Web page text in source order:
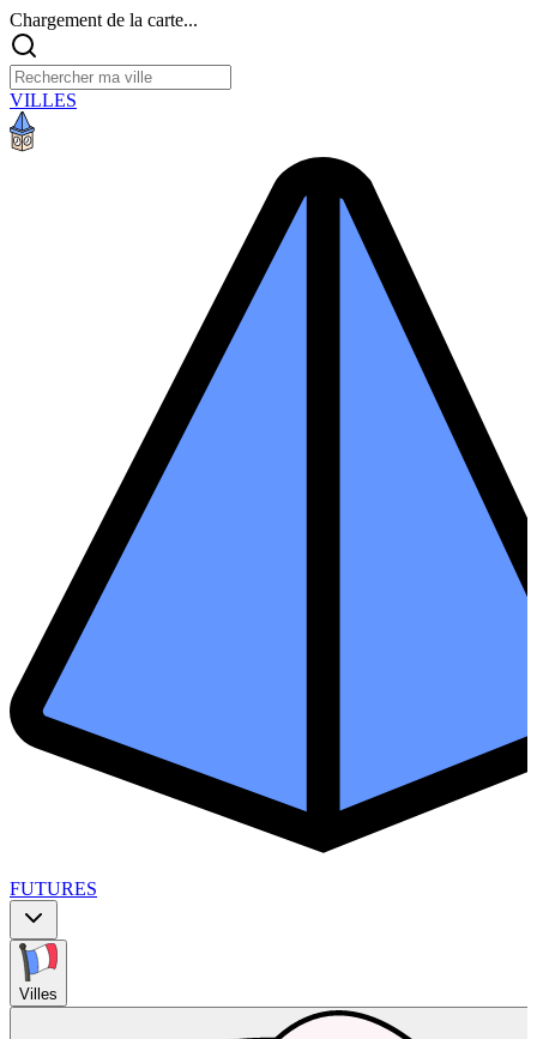
Chargement de la carte...
VILLES
FUTURES
Villes